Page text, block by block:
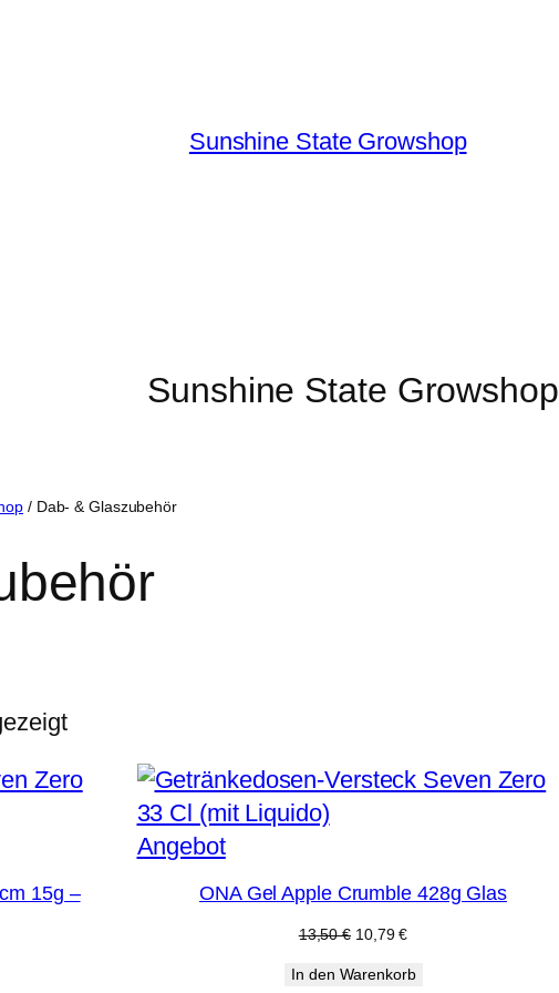
Sunshine State Growshop
Sunshine State Growshop
/ Dab- & Glaszubehör
15g –
AngebotProdukt
Angebot
ONA Gel Apple Crumble 428g Glas
13,50€ Ursprünglicher
war:
10,79€Aktueller
ist:
In den Warenkorb